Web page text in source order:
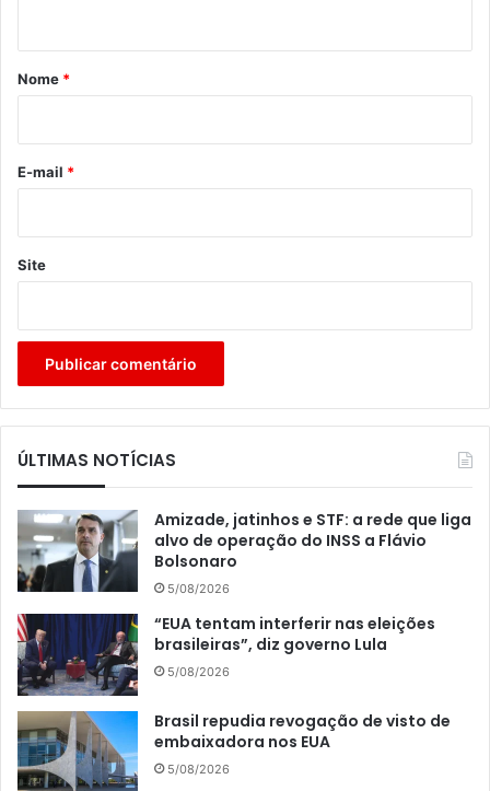
r
*
Nome *
E-mail *
Site
ÚLTIMAS NOTÍCIAS
Amizade, jatinhos e STF: a rede que liga
alvo de operação do INSS a Flávio
Bolsonaro
5/08/2026
“EUA tentam interferir nas eleições
brasileiras”, diz governo Lula
5/08/2026
Brasil repudia revogação de visto de
embaixadora nos EUA
5/08/2026